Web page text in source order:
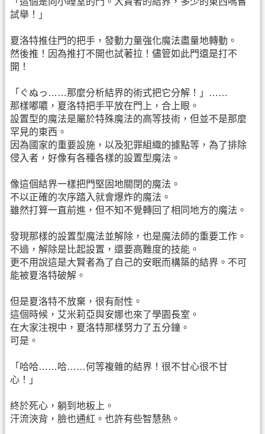
試舉！」
夏洛特推住門的把手，發動力量強化魔法盡量地轉動。
然後推！因為推打不開也試著拉！儘管如此門還是打不
開！
「ぐぬっ……那麼分析結界的術式把它分解！」……
那樣嘟噥，夏洛特把手平放在門上，合上眼。
設置型的魔法是屬於特殊魔法的高等技術，但並不是那麼
罕見的東西。
因為國家的重要設施，以及犯罪組織的據點等，為了排除
侵入者，好像有各種各樣的設置型魔法。
像這個結界一樣把門堅固地關閉的魔法。
不以正確的次序踏入就會爆炸的魔法。
雖然打算一直前進，但不知不覺轉回了相同地方的魔法。
發現那樣的設置型魔法並解除，也是魔法師的重要工作。
不過，解除是比起設置，還要高難度的技能。
更不用說這是大賢者為了自己的安眠而構築的結界。不可
能被夏洛特破解。
但是夏洛特不放棄，很有耐性。
這個時候，艾米莉亞與安娜也來了學園長室。
在大家注視中，夏洛特那樣努力了五分鐘。
可是。
「哈哈……哈……何等複雜的結界！很不甘心很不甘
心！」
終於死心，躺到地板上。
汗流浹背，臉也通紅。也許有些智慧熱。